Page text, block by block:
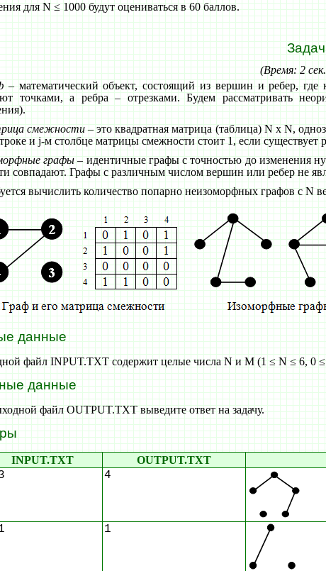
для N ≤ 1000 будут оцениваться в 60 баллов.
(Время: 2
– математический объект, состоящий из вершин и ребер,
точками, а ребра – отрезками. Будем рассматривать
смежности– это квадратная матрица (таблица) N x N,
и j-м столбце матрицы смежности стоит 1, если
графы– идентичные графы с точностью до изменения
совпадают. Графы с различным числом вершин или ребер не
вычислить количество попарно неизоморфных графов с N
данные
файл INPUT.TXT содержит целые числа N и M (1 ≤ N ≤ 6, 0
данные
файл OUTPUT.TXT выведите ответ на задачу.
INPUT.TXT OUTPUT.TXT
4
1